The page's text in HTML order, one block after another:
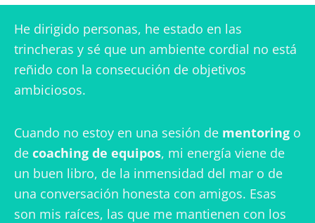
He dirigido personas, he estado en las
trincheras y sé que un ambiente cordial no está
reñido con la consecución de objetivos
ambiciosos.
Cuando no estoy en una sesión de mentoring o
de coaching de equipos, mi energía viene de
un buen libro, de la inmensidad del mar o de
una conversación honesta con amigos. Esas
son mis raíces, las que me mantienen con los